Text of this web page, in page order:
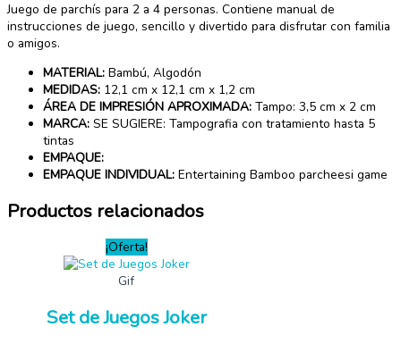
Juego de parchís para 2 a 4 personas. Contiene manual de
instrucciones de juego, sencillo y divertido para disfrutar con familia
o amigos.
MATERIAL: Bambú, Algodón
MEDIDAS: 12,1 cm x 12,1 cm x 1,2 cm
ÁREA DE IMPRESIÓN APROXIMADA: Tampo: 3,5 cm x 2 cm
MARCA: SE SUGIERE: Tampografia con tratamiento hasta 5
tintas
EMPAQUE:
EMPAQUE INDIVIDUAL: Entertaining Bamboo parcheesi game
Productos relacionados
¡Oferta!
Gif
Set de Juegos Joker